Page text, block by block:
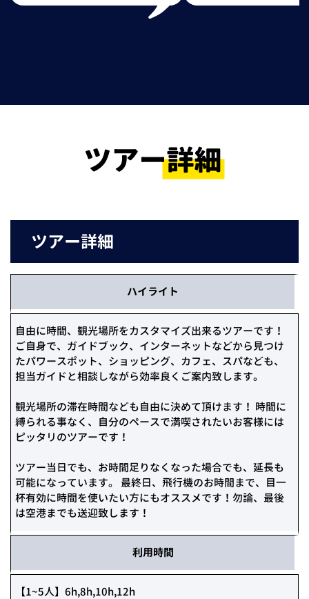
ツアー詳細
ハイライト
自由に時間、観光場所をカスタマイズ出来るツアーです！
ご自身で、ガイドブック、インターネットなどから見つけ
たパワースポット、ショッピング、カフェ、スパなども、
担当ガイドと相談しながら効率良くご案内致します。
観光場所の滞在時間なども自由に決めて頂けます！ 時間に
縛られる事なく、自分のペースで満喫されたいお客様には
ピッタリのツアーです！
ツアー当日でも、お時間足りなくなった場合でも、延長も
可能になっています。 最終日、飛行機のお時間まで、目一
杯有効に時間を使いたい方にもオススメです！勿論、最後
は空港までも送迎致します！
利用時間
【1~5人】6h,8h,10h,12h